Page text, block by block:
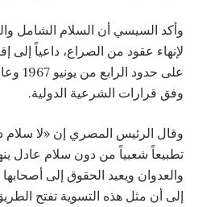
وأكد السيسي أن السلام الشامل
لإنهاء عقود من الصراع، داعياً إلى
على
وفق قرارات الشرعية الدولية.
وقال الرئيس المصري إن «لا سلام
تطبيعاً شعبياً من دون سلام عادل
والعدوان ويعيد الحقوق إلى
إلى أن مثل هذه التسوية تفتح